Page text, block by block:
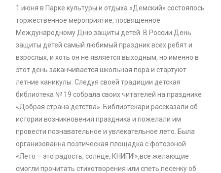
1 июня в Парке культуры и отдыха «Демский» состоялось
торжественное мероприятие, посвященное
Международному Дню защиты детей. В России День
защиты детей самый любимый праздник всех ребят и
взрослых, и хоть он не является выходным, но именно в
этот день заканчивается школьная пора и стартуют
летние каникулы. Следуя своей традиции детская
библиотека № 19 собрала своих читателей на празднике
«Добрая страна детства». Библиотекари рассказали об
истории возникновения праздника и пожелали им
провести познавательное и увлекательное лето. Была
организованна поэтическая площадка с фотозоной
«Лето – это радость, солнце, КНИГИ!»,все желающие
смогли прочитать стихотворения или спеть песенку об